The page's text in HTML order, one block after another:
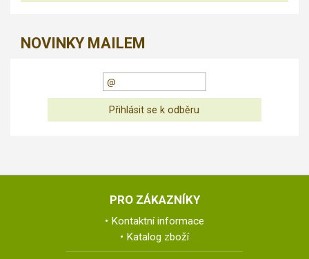
NOVINKY MAILEM
PRO ZÁKAZNÍKY
Kontaktní informace
Katalog zboží